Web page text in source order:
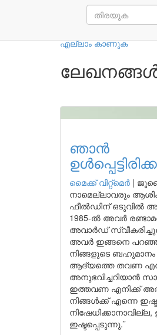
നമ്മുടെ
എല്ലാം കാണുക
ഞാൻ
മൈക്ക് വിറ്റ്മെർ |
നാമെല്ലാവരും
ഫീൽഡിന് ഒടുവിൽ
1985-ൽ അവർ
അവാർഡ്
അവർ ഇങ്ങനെ പറഞ്ഞു:
നിങ്ങളുടെ
ആദ്യത്തെ തവണ
അനുഭവിച്ചറിയാൻ
ഇത്തവണ എനിക്ക്
നിങ്ങൾക്ക് എന്നെ
ഇഷ്ടപ്പെടുന്നു.’’